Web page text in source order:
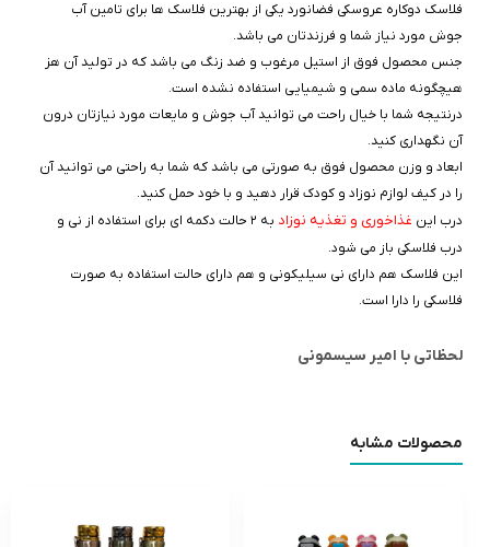
فلاسک دوکاره عروسکی فضانورد یکی از بهترین فلاسک ها برای تامین آب
جوش مورد نیاز شما و فرزندتان می باشد.
جنس محصول فوق از استیل مرغوب و ضد زنگ می باشد که در تولید آن هز
هیچگونه ماده سمی و شیمیایی استفاده نشده است.
درنتیجه شما با خیال راحت می توانید آب جوش و مایعات مورد نیازتان درون
آن نگهداری کنید.
ابعاد و وزن محصول فوق به صورتی می باشد که شما به راحتی می توانید آن
را در کیف لوازم نوزاد و کودک قرار دهید و با خود حمل کنید.
درب این غذاخوری و تغذیه نوزاد
به ۲ حالت دکمه ای برای استفاده از نی و
درب فلاسکی باز می شود.
این فلاسک هم دارای نی سیلیکونی و هم دارای حالت استفاده به صورت
فلاسکی را دارا است.
لحظاتی با امیر سیسمونی
محصولات مشابه